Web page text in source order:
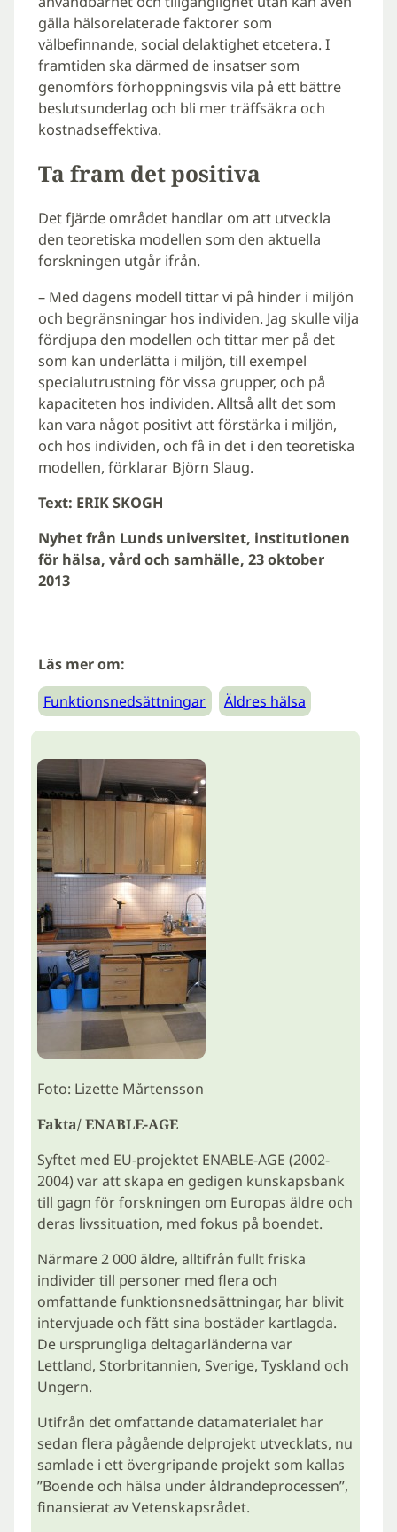
gälla hälsorelaterade faktorer som
välbefinnande, social delaktighet etcetera. I
framtiden ska därmed de insatser som
genomförs förhoppningsvis vila på ett bättre
beslutsunderlag och bli mer träffsäkra och
kostnadseffektiva.
Ta fram det positiva
Det fjärde området handlar om att utveckla
den teoretiska modellen som den aktuella
forskningen utgår ifrån.
– Med dagens modell tittar vi på hinder i miljön
och begränsningar hos individen. Jag skulle vilja
fördjupa den modellen och tittar mer på det
som kan underlätta i miljön, till exempel
specialutrustning för vissa grupper, och på
kapaciteten hos individen. Alltså allt det som
kan vara något positivt att förstärka i miljön,
och hos individen, och få in det i den teoretiska
modellen, förklarar Björn Slaug.
Text: ERIK SKOGH
Nyhet från Lunds universitet, institutionen
för hälsa, vård och samhälle, 23 oktober
2013
Läs mer om:
Funktionsnedsättningar
Äldres hälsa
Foto: Lizette Mårtensson
Fakta/ ENABLE-AGE
Syftet med EU-projektet ENABLE-AGE (2002-
2004) var att skapa en gedigen kunskapsbank
till gagn för forskningen om Europas äldre och
deras livssituation, med fokus på boendet.
Närmare 2 000 äldre, alltifrån fullt friska
individer till personer med flera och
omfattande funktionsnedsättningar, har blivit
intervjuade och fått sina bostäder kartlagda.
De ursprungliga deltagarländerna var
Lettland, Storbritannien, Sverige, Tyskland och
Ungern.
Utifrån det omfattande datamaterialet har
sedan flera pågående delprojekt utvecklats, nu
samlade i ett övergripande projekt som kallas
”Boende och hälsa under åldrandeprocessen”,
finansierat av Vetenskapsrådet.